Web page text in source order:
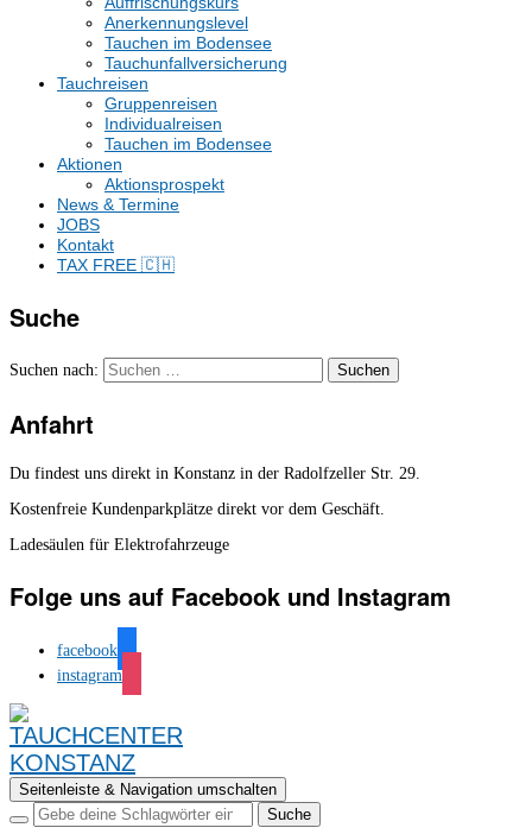
Anerkennungslevel
Tauchen im Bodensee
Tauchunfallversicherung
Tauchreisen
Gruppenreisen
Individualreisen
Tauchen im Bodensee
Aktionen
Aktionsprospekt
News & Termine
JOBS
Kontakt
TAX FREE 🇨🇭
Suche
Suchen nach:
Anfahrt
Du findest uns direkt in Konstanz in der Radolfzeller Str. 29.
Kostenfreie Kundenparkplätze direkt vor dem Geschäft.
Ladesäulen für Elektrofahrzeuge
Folge uns auf Facebook und Instagram
facebook
instagram
Seitenleiste & Navigation umschalten